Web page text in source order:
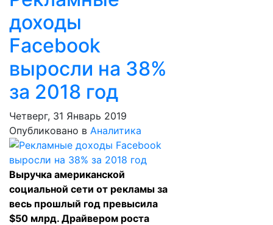
доходы
Facebook
выросли на 38%
за 2018 год
Четверг, 31 Январь 2019
Опубликовано в Аналитика
Выручка американской
социальной сети от рекламы за
весь прошлый год превысила
$50 млрд. Драйвером роста